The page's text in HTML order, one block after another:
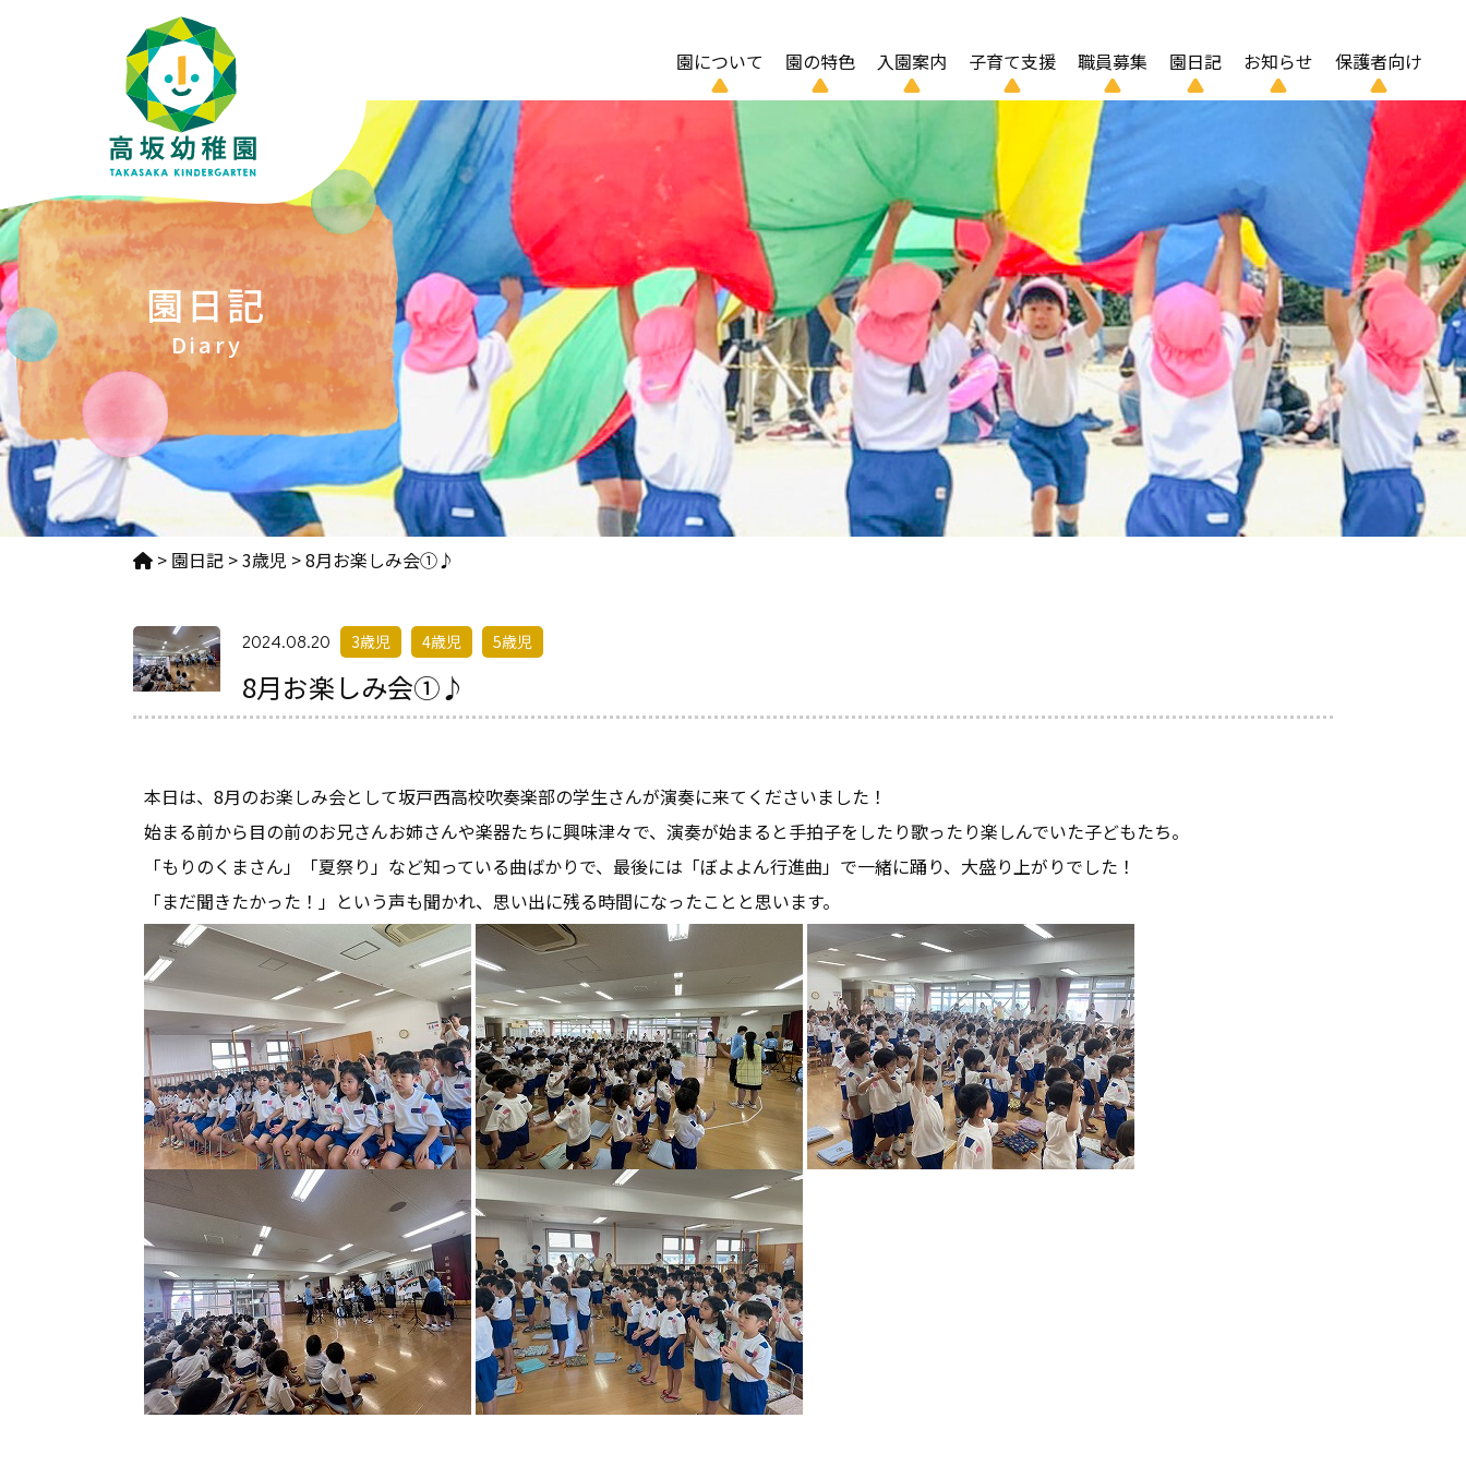
園について 園の特色 入園案内 子育て支援 職員募集 園日記 お知らせ 保護者向け
園日記
Diary
> 園日記 >3歳児 >8月お楽しみ会➀♪
2024.08.20 3歳児 4歳児 5歳児
8月お楽しみ会➀♪
本日は、8月のお楽しみ会として坂戸西高校吹奏楽部の学生さんが演奏に来てくださいました！
始まる前から目の前のお兄さんお姉さんや楽器たちに興味津々で、演奏が始まると手拍子をしたり歌ったり楽しんでいた子どもたち。
「もりのくまさん」「夏祭り」など知っている曲ばかりで、最後には「ぼよよん行進曲」で一緒に踊り、大盛り上がりでした！
「まだ聞きたかった！」という声も聞かれ、思い出に残る時間になったことと思います。